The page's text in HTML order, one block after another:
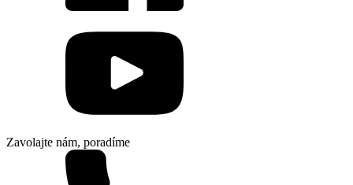
Zavolajte nám, poradíme